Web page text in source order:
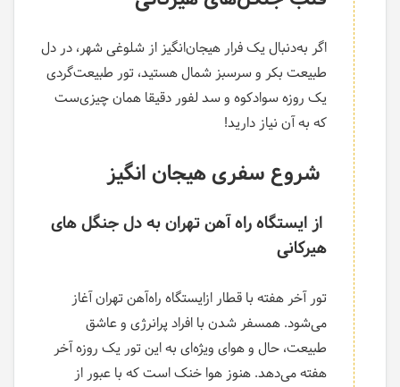
اگر به‌دنبال یک فرار هیجان‌انگیز از شلوغی شهر، در دل
طبیعت بکر و سرسبز شمال هستید، تور طبیعت‌گردی
یک روزه سوادکوه و سد لفور دقیقا همان چیزی‌ست
که به آن نیاز دارید!
شروع سفری هیجان انگیز
از ایستگاه راه آهن تهران به دل جنگل های
هیرکانی
تور آخر هفته با قطار ازایستگاه راه‌آهن تهران آغاز
می‌شود. همسفر شدن با افراد پرانرژی و عاشق
طبیعت، حال و هوای ویژه‌ای به این تور یک روزه آخر
هفته می‌دهد. هنوز هوا خنک است که با عبور از